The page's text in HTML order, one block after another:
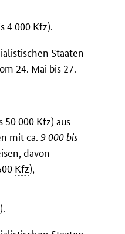
4 000 Kfz).
Staaten
24. Mai bis 27.
50 000 Kfz) aus
mit ca. 9 000 bis
davon
Kfz),
).